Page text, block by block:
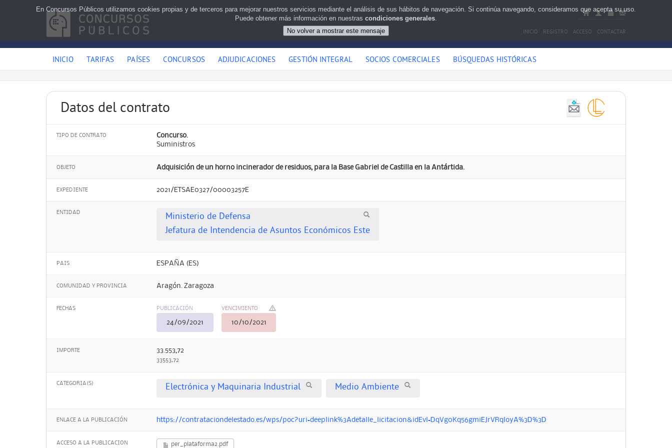
INICIO REGISTRO ACCESO CONTACTAR
INICIO TARIFAS PAÍSES CONCURSOS ADJUDICACIONES GESTIÓN INTEGRAL SOCIOS COMERCIALES BÚSQUEDAS HISTÓRICAS
Datos del contrato
TIPO DE CONTRATO
Concurso.
Suministros
OBJETO Adquisición de un horno incinerador de residuos, para la Base Gabriel de Castilla en la Antártida.
EXPEDIENTE 2021/ETSAE0327/00003257E
ENTIDAD
Ministerio de Defensa
Jefatura de Intendencia de Asuntos Económicos Este
PAIS ESPAÑA (ES)
COMUNIDAD Y PROVINCIA Aragón. Zaragoza
FECHAS PUBLICACIÓN
24/09/2021
VENCIMIENTO
10/10/2021
IMPORTE 33.553,72
33553,72
CATEGORIA(S) Electrónica y Maquinaria Industrial Medio Ambiente
ENLACE A LA PUBLICACIÓN https://contrataciondelestado.es/wps/poc?uri=deeplink%3Adetalle_licitacion&idEvl=DqVg0Kq56gmiEJrVRqloyA%3D%3D
ACCESO A LA PUBLICACION per_plataforma2.pdf
En Concursos Públicos utilizamos cookies propias y de terceros para mejorar nuestros servicios mediante el análisis de sus hábitos de navegación. Si continúa navegando, consideramos que acepta su uso.
Puede obtener más información en nuestras condiciones generales.